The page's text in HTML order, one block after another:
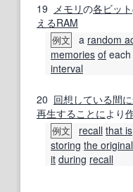
19 メモリの各ビット
えるRAM
例文 a random
memories of each
interval
20 回想 している間に
再生する ことに より
例文 recall that is
storing the original
it during recall